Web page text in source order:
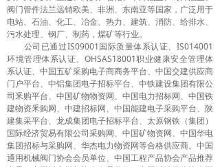
阀门管件法兰远销欧美、非洲、东南亚等国家，广泛用于
电站、石油、化工、冶金、热力、建筑、消防、给排水、
污水处理、钢厂、制药，煤矿等行业。
公司已通过IS09001国际质量体系认证、IS014001
环境管理体系认证、OHSAS18001职业健康安全管理体
系认证、中国五矿采购电子商商务平台、中国交建供应商
门户平台、中铝集团电子招标平台、中铁建设集团有限公
司釆购平台、中国矿物物资网、中国电力招标网、中国铁
建物资釆购网、中建招标网、中国能建电子采购平台、陕
建集采平台、龙成集团电子招标平台、太原钢铁（集团）
国际经济贸易有限公司采购网、中国矿物资网、中国华电
集团招标与采购网、华杰电力物资网等合格供应商。中国
通用机械阀门协会会员单位、中国工程产品协会产品推荐